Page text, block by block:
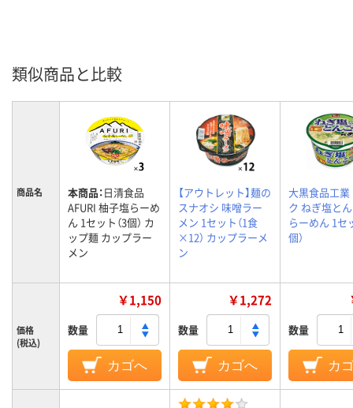
類似商品と比較
商品名 本商品：日清食品
AFURI 柚子塩らーめ
ん 1セット（3個） カ
ップ麺 カップラー
メン
【アウトレット】麺の
スナオシ 味噌ラー
メン 1セット（1食
×12） カップラーメ
ン
大黒食品工業
ク ねぎ塩と
らーめん 1セ
個）
価格
(税込)
￥1,150
数量
カゴへ
￥1,272
数量
カゴへ
数量
カ